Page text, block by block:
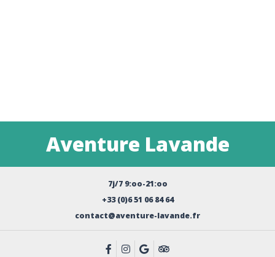
Aventure Lavande
7j/7 9:oo-21:oo
+33 (0)6 51 06 84 64
contact@aventure-lavande.fr